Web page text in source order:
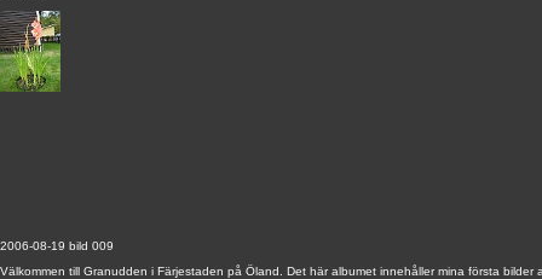
2006-08-19 bild 009
Välkommen till Granudden i Färjestaden på Öland. Det här albumet innehåller mina första